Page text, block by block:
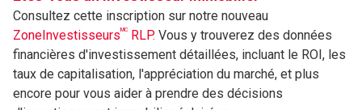
Consultez cette inscription sur notre nouveau
ZoneInvestisseursMC RLP. Vous y trouverez des données
financières d'investissement détaillées, incluant le ROI, les
taux de capitalisation, l'appréciation du marché, et plus
encore pour vous aider à prendre des décisions